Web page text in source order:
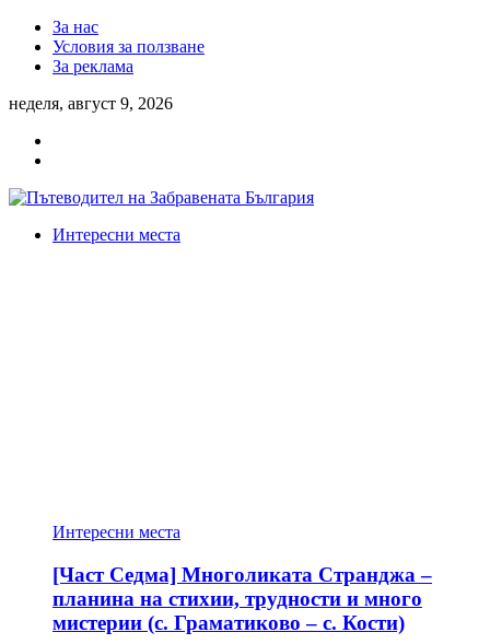
За нас
Условия за ползване
За реклама
неделя, август 9, 2026
Интересни места
Интересни места
[Част Седма] Многоликата Странджа –
планина на стихии, трудности и много
мистерии (с. Граматиково – с. Кости)